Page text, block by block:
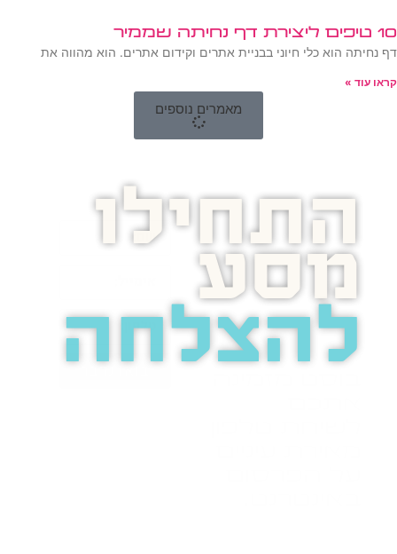
10 טיפים ליצירת דף נחיתה שממיר
דף נחיתה הוא כלי חיוני בבניית אתרים וקידום אתרים. הוא מהווה את
קראו עוד »
מאמרים נוספים
התחילו
מסע
להצלחה
בואו נדבר